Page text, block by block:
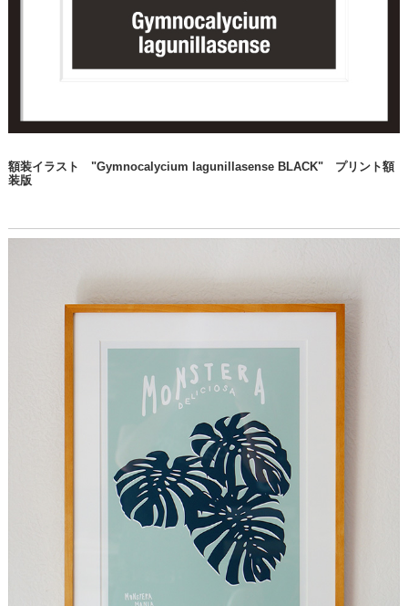
額装イラスト "Gymnocalycium lagunillasense BLACK" プリント額
装版